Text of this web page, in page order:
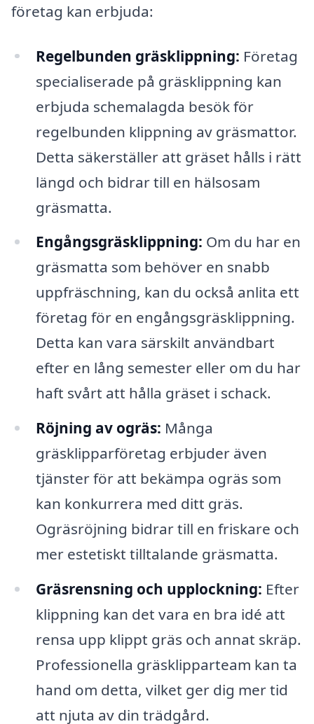
företag kan erbjuda:
Regelbunden gräsklippning: Företag
specialiserade på gräsklippning kan
erbjuda schemalagda besök för
regelbunden klippning av gräsmattor.
Detta säkerställer att gräset hålls i rätt
längd och bidrar till en hälsosam
gräsmatta.
Engångsgräsklippning: Om du har en
gräsmatta som behöver en snabb
uppfräschning, kan du också anlita ett
företag för en engångsgräsklippning.
Detta kan vara särskilt användbart
efter en lång semester eller om du har
haft svårt att hålla gräset i schack.
Röjning av ogräs: Många
gräsklipparföretag erbjuder även
tjänster för att bekämpa ogräs som
kan konkurrera med ditt gräs.
Ogräsröjning bidrar till en friskare och
mer estetiskt tilltalande gräsmatta.
Gräsrensning och upplockning: Efter
klippning kan det vara en bra idé att
rensa upp klippt gräs och annat skräp.
Professionella gräsklipparteam kan ta
hand om detta, vilket ger dig mer tid
att njuta av din trädgård.